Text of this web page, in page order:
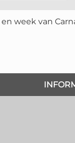
week van